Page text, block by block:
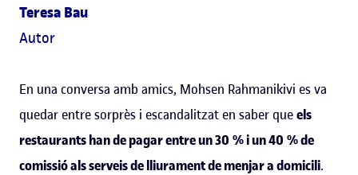
Teresa Bau
Autor
En una conversa amb amics, Mohsen Rahmanikivi es va
quedar entre sorprès i escandalitzat en saber queels
restaurants han de pagar entre un 30 % i un 40 % de
comissió als serveis de lliurament de menjar a domicili.